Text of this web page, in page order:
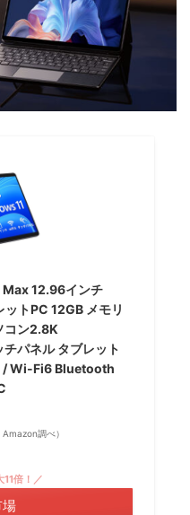
12.96インチ
トPC 12GB メモリ
コン2.8K
パネル タブレット
/ Wi-Fi6 Bluetooth
調べ）
11倍！／